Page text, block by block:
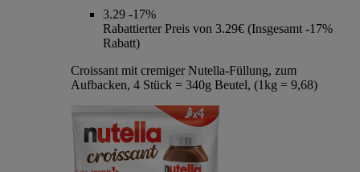
3.29 -17%
Rabattierter Preis von 3.29€ (Insgesamt -17%
Rabatt)
Croissant mit cremiger Nutella-Füllung, zum
Aufbacken, 4 Stück = 340g Beutel, (1kg = 9,68)